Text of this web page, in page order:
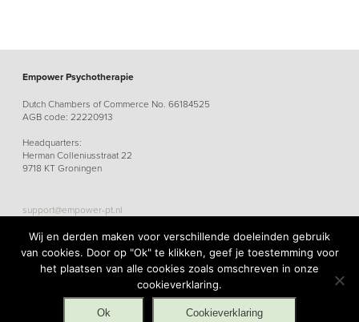
Empower Psychotherapie
Dutch Chambers of Commerce No. 66184525
AGB code: 22220913
Headquarters:
Herman Colleniusstraat 22
9718 KT Groningen
support@empower-pt.nl
General Terms and Conditions Privacy statement
Disclaimer
Wij en derden maken voor verschillende doeleinden gebruik
van cookies. Door op "Ok" te klikken, geef je toestemming voor
het plaatsen van alle cookies zoals omschreven in onze
cookieverklaring.
Ok Cookieverklaring